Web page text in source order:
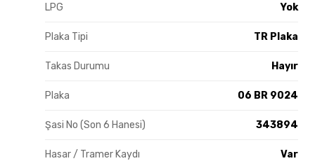
LPG Yok
Plaka Tipi TR Plaka
Takas Durumu Hayır
Plaka 06 BR 9024
Şasi No (Son 6 Hanesi) 343894
Hasar / Tramer Kaydı Var